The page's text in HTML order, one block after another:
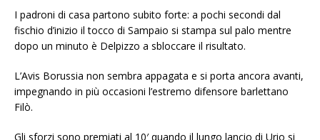
I padroni di casa partono subito forte: a pochi secondi dal
fischio d’inizio il tocco di Sampaio si stampa sul palo mentre
dopo un minuto è Delpizzo a sbloccare il risultato.
L’Avis Borussia non sembra appagata e si porta ancora avanti,
impegnando in più occasioni l’estremo difensore barlettano
Filò.
Gli sforzi sono premiati al 10′ quando il lungo lancio di Urio si